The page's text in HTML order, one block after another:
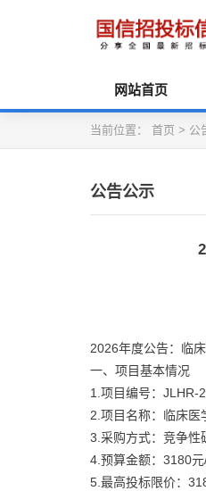
网站首页
当前位置： 首页 > 公
公告公示
2026年度公告：临
一、项目基本情况
1.项目编号：JLHR-
2.项目名称：临床医
3.采购方式：竞争性
4.预算金额：3180元
5.最高投标限价：